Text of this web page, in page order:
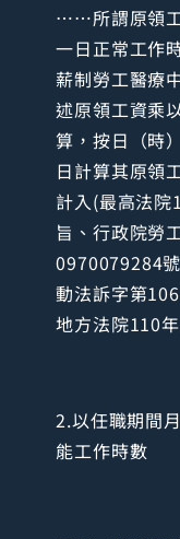
……所謂原領
一日正常工作
薪制勞工醫療
述原領工資乘
算，按日（時
日計算其原領
計入(最高法
旨、行政院勞
0970079284
動法訴字第
地方法院110
2.以任職期間
能工作時數